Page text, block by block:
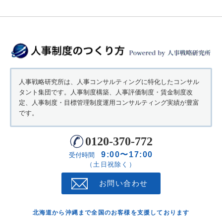
人事戦略研究所は、人事コンサルティングに特化したコンサル
タント集団です。人事制度構築、人事評価制度・賃金制度改
定、人事制度・目標管理制度運用コンサルティング実績が豊富
です。
0120-370-772
受付時間 9:00〜17:00
（土日祝除く）
お問い合わせ
北海道から沖縄まで全国のお客様を支援しております